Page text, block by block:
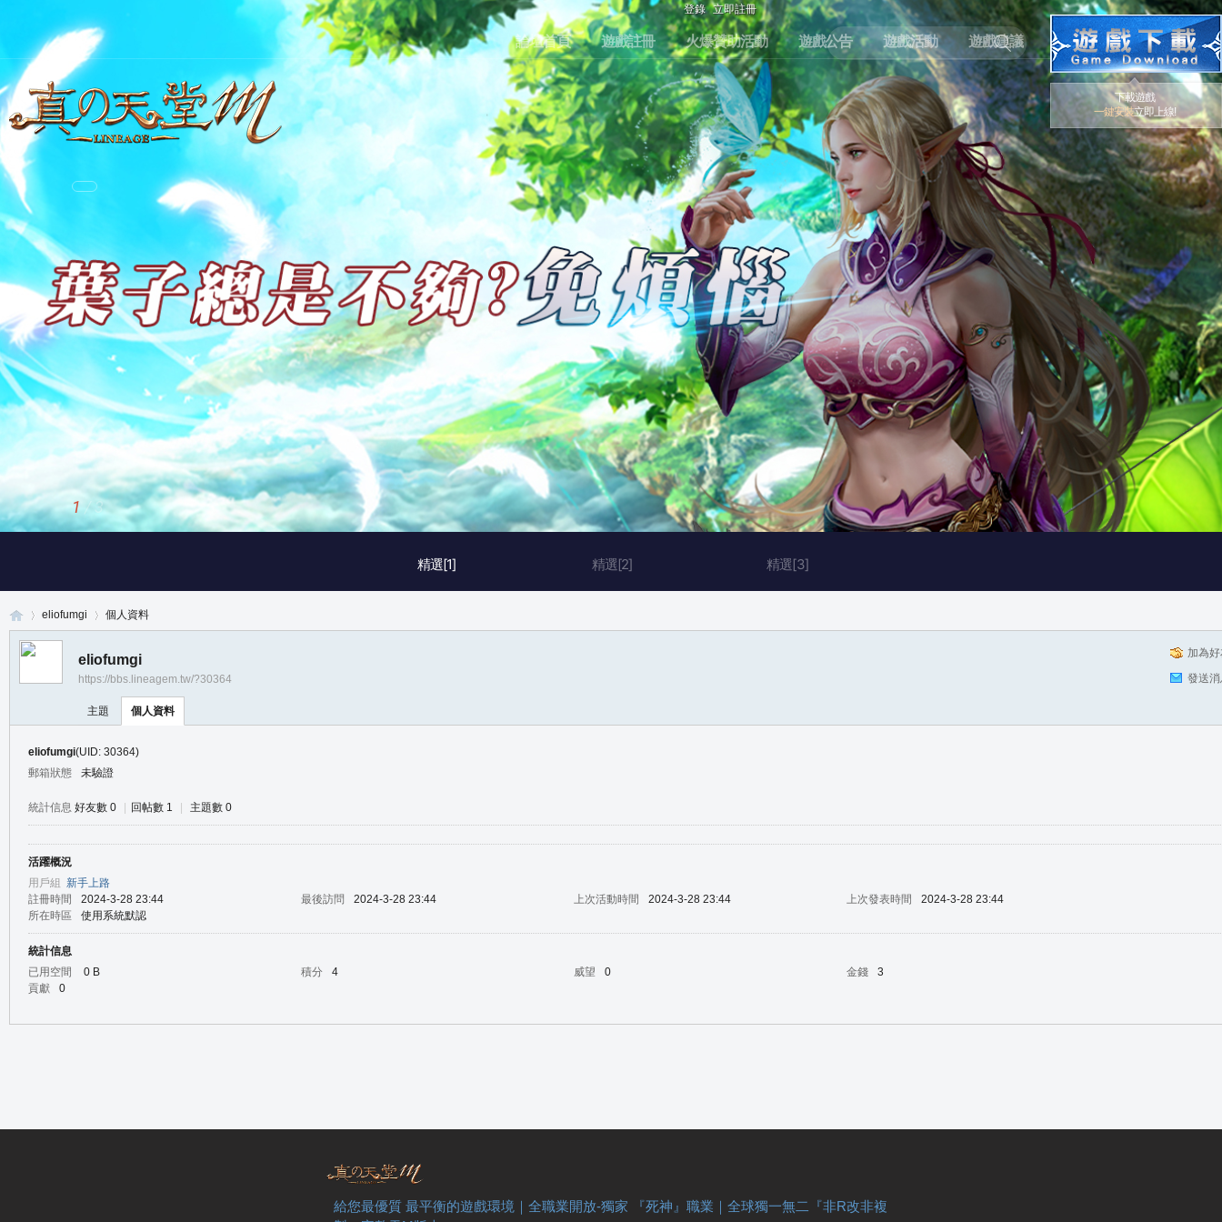
登錄 立即註冊
論壇首頁 遊戲註冊 火爆贊助活動 遊戲公告 遊戲活動 遊戲建議
下載遊戲
一鍵安裝立即上線!
精選[1] 精選[2] 精選[3]
1 / 3
eliofumgi 個人資料
加為
發送
eliofumgi
https://bbs.lineagem.tw/?30364
主題 個人資料
eliofumgi(UID: 30364)
郵箱狀態
未驗證
統計信息 好友數 0 回帖數 1 主題數 0
活躍概況
用戶組 新手上路
註冊時間
2024-3-28 23:44 最後訪問 2024-3-28 23:44 上次活動時間 2024-3-28 23:44 上次發表時間
2024-3-28 23:44
所在時區
使用系統默認
統計信息
已用空間
0 B 積分 4 威望 0 金錢
3
貢獻
0
給您最優質 最平衡的遊戲環境｜全職業開放-獨家 『死神』職業｜全球獨一無二『非R改非複